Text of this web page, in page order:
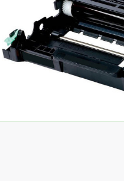
Moduł bęben zamiennik DT2200DB